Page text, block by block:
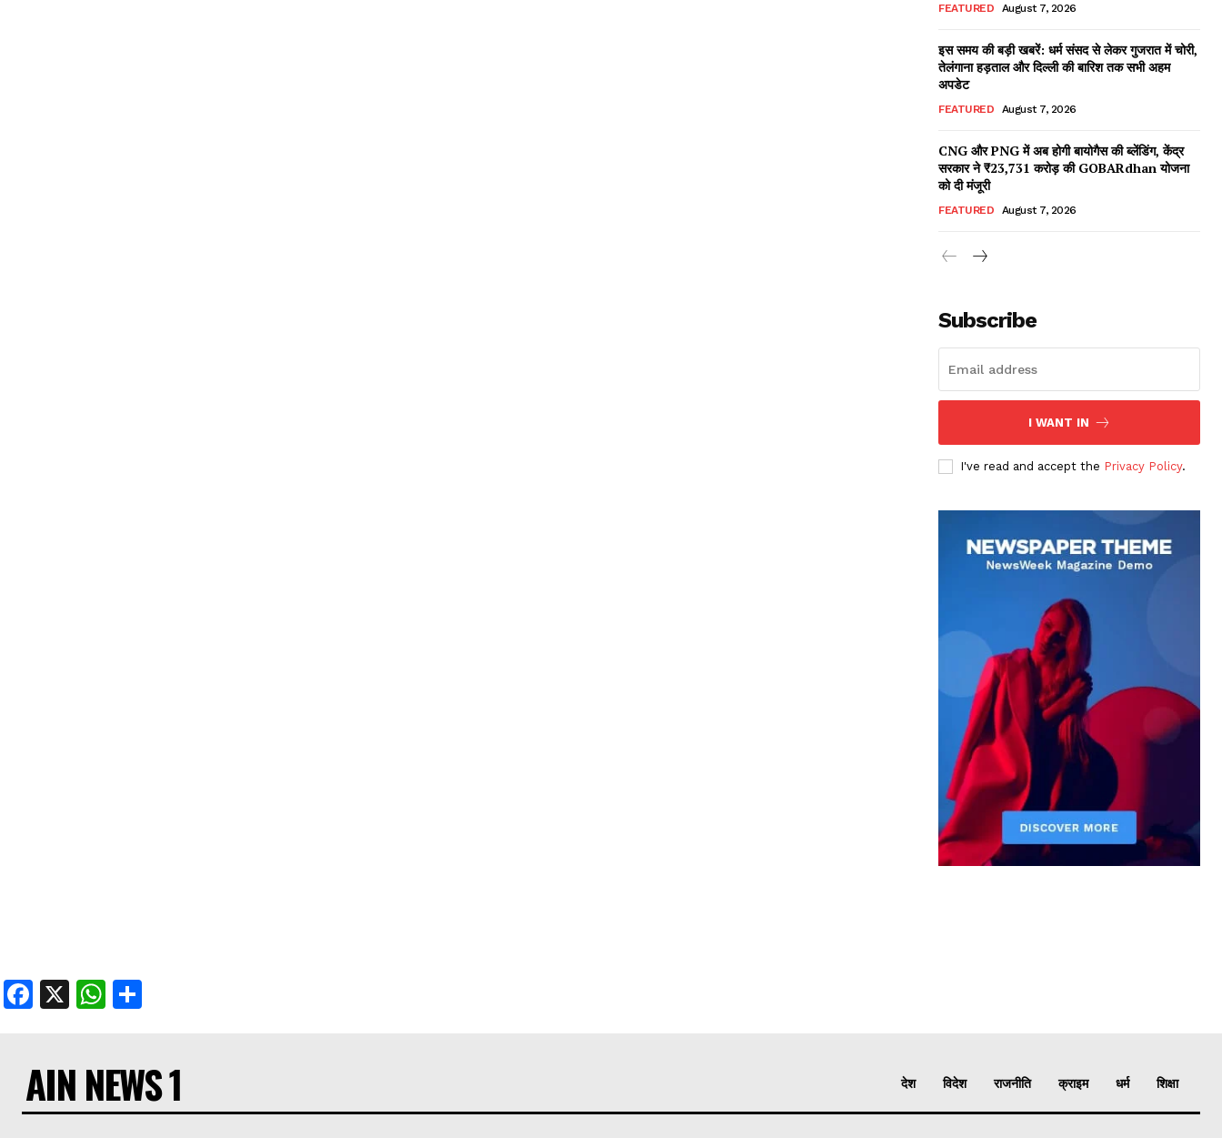
FEATURED August 7, 2026
इस समय की बड़ी खबरें: धर्म संसद से लेकर गुजरात में चोरी,
तेलंगाना हड़ताल और दिल्ली की बारिश तक सभी अहम
अपडेट
FEATURED August 7, 2026
CNG और PNG में अब होगी बायोगैस की ब्लेंडिंग, केंद्र
सरकार ने ₹23,731 करोड़ की GOBARdhan योजना
को दी मंजूरी
FEATURED August 7, 2026
Subscribe
I WANT IN
I've read and accept the Privacy Policy.
Facebook
X WhatsApp
AIN NEWS 1 देश विदेश राजनीति क्राइम धर्म शिक्षा